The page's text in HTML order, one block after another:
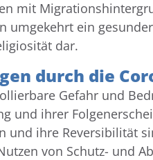
mit
umgekehrt ein
dar.
durch die
Gefahr und
und ihrer
und ihre Reversibilität
von Schutz- und